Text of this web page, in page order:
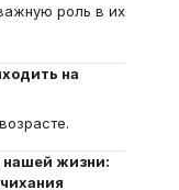
роль в их
на
нашей жизни: